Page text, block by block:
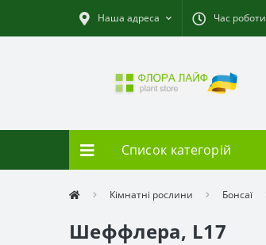
Наша адреса Час роботи
Список категорій
Кімнатні рослини Бонсаї
Шеффлера, L17